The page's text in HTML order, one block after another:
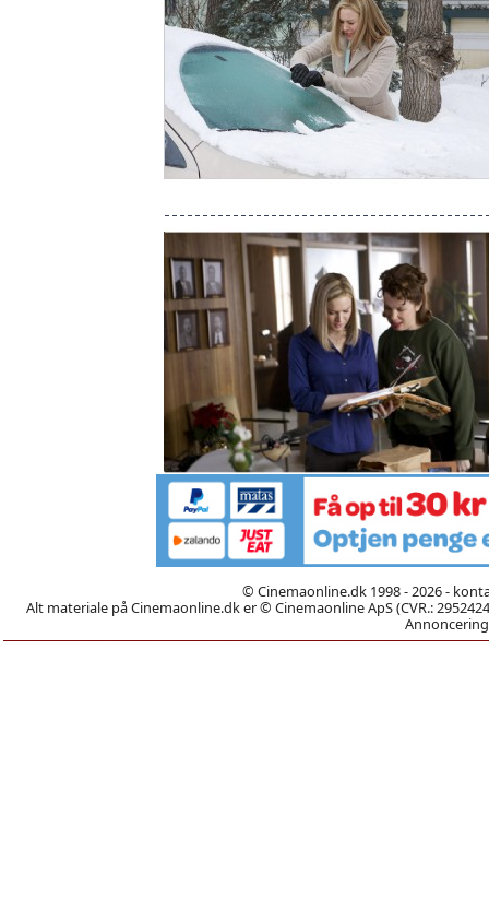
© Cinemaonline.dk 1998 - 2026 -
Alt materiale på Cinemaonline.dk er © Cinemaonline ApS (CVR.: